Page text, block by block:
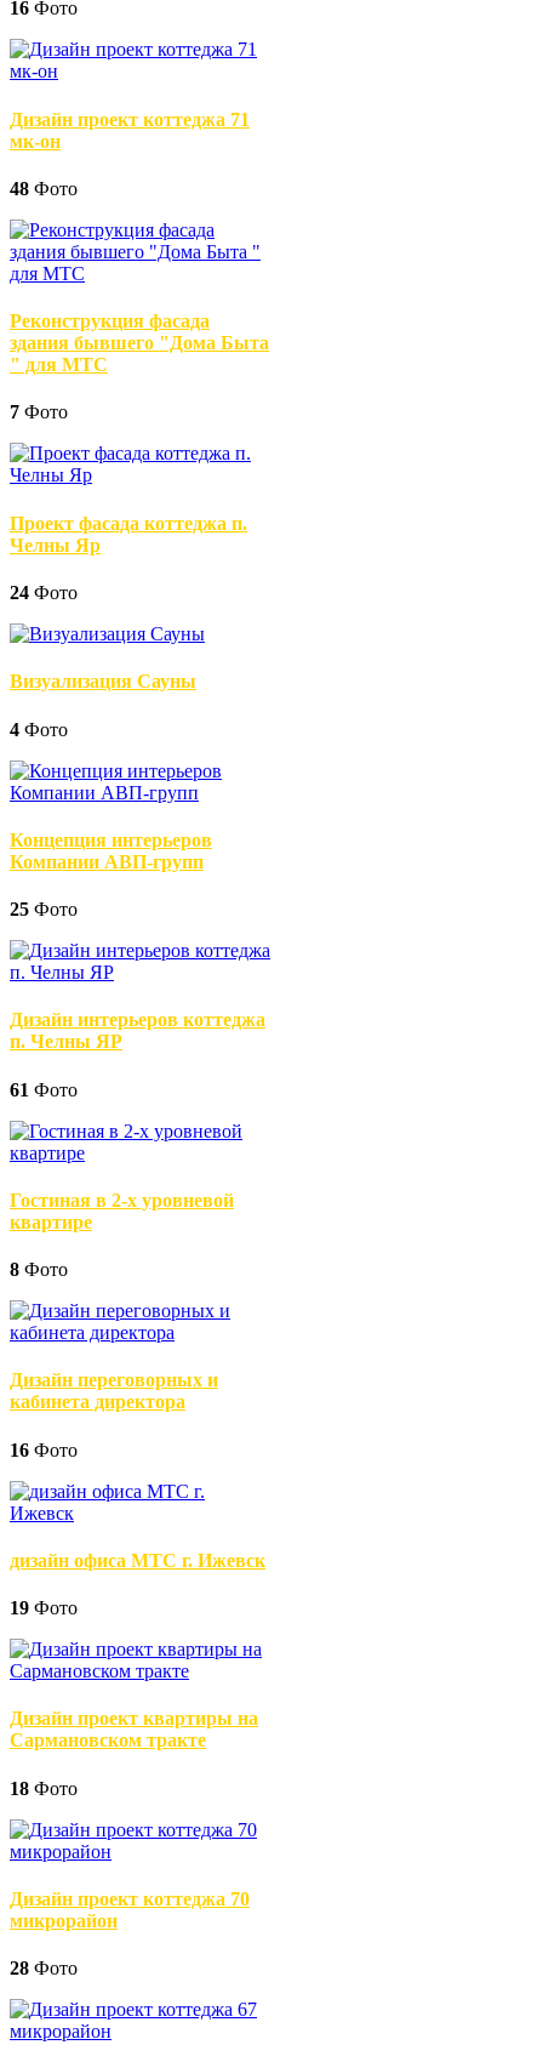
16 Фото
Дизайн проект коттеджа 71
мк-он
48 Фото
Реконструкция фасада
здания бывшего "Дома Быта
" для МТС
7 Фото
Проект фасада коттеджа п.
Челны Яр
24 Фото
Визуализация Сауны
4 Фото
Концепция интерьеров
Компании АВП-групп
25 Фото
Дизайн интерьеров коттеджа
п. Челны ЯР
61 Фото
Гостиная в 2-х уровневой
квартире
8 Фото
Дизайн переговорных и
кабинета директора
16 Фото
дизайн офиса МТС г. Ижевск
19 Фото
Дизайн проект квартиры на
Сармановском тракте
18 Фото
Дизайн проект коттеджа 70
микрорайон
28 Фото